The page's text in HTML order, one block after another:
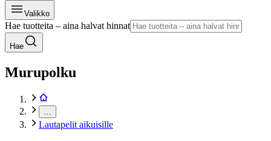
Valikko
Hae tuotteita – aina halvat hinnat
Hae
Murupolku
Lautapelit aikuisille